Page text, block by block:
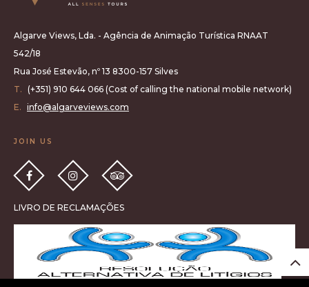
Algarve Views, Lda. - Agência de Animação Turística RNAAT
542/18
Rua José Estevão, nº 13 8300-157 Silves
T. (+351) 910 644 066 (Cost of calling the national mobile network)
E. info@algarveviews.com
JOIN US
LIVRO DE RECLAMAÇÕES